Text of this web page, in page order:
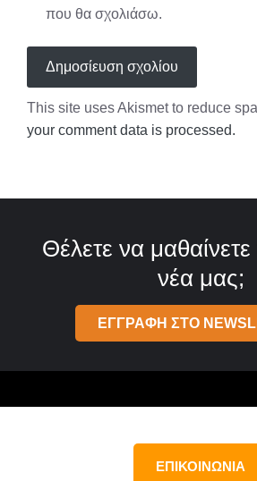
που θα σχολιάσω.
This site uses Akismet to reduce
your comment data is processed.
Θέλετε να
νέα μας;
ΕΓΓΡΑΦΗ ΣΤΟ
ΕΠΙΚΟΙΝΩΝΙΑ